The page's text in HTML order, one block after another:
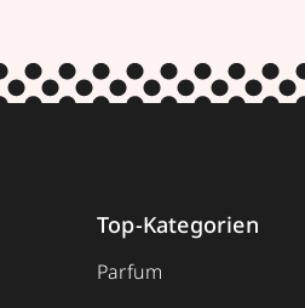
Top-Kategorien
Parfum